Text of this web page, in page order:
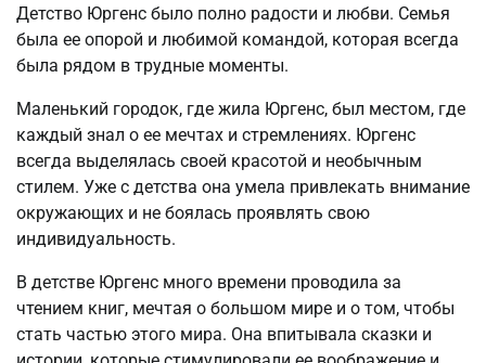
Детство Юргенс было полно радости и любви. Семья
была ее опорой и любимой командой, которая всегда
была рядом в трудные моменты.
Маленький городок, где жила Юргенс, был местом, где
каждый знал о ее мечтах и стремлениях. Юргенс
всегда выделялась своей красотой и необычным
стилем. Уже с детства она умела привлекать внимание
окружающих и не боялась проявлять свою
индивидуальность.
В детстве Юргенс много времени проводила за
чтением книг, мечтая о большом мире и о том, чтобы
стать частью этого мира. Она впитывала сказки и